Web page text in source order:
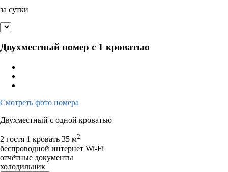
за сутки
Двухместный номер с 1 кроватью
Смотреть фото номера
Двухместный с одной кроватью
2 гостя 1 кровать 35 м2
беспроводной интернет Wi-Fi
отчётные документы
холодильник